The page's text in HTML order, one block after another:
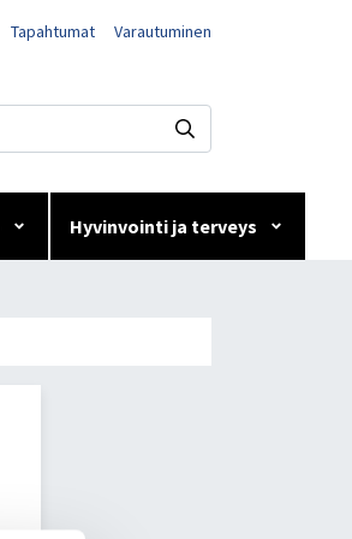
Tapahtumat Varautuminen
Hyvinvointi ja terveys